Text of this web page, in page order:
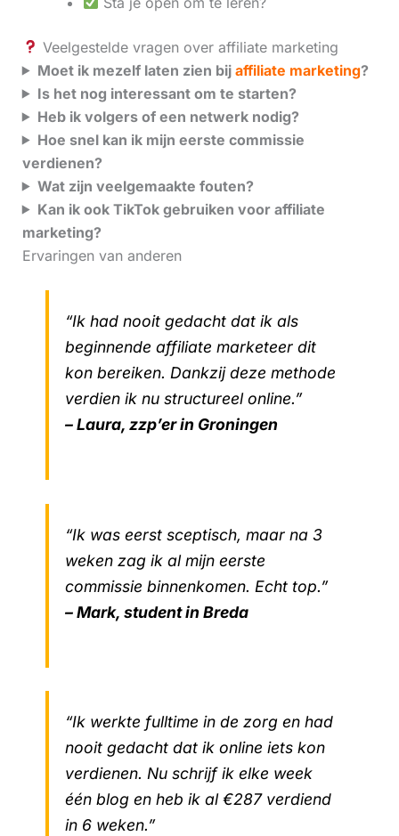
Veelgestelde vragen over affiliate marketing
Moet ik mezelf laten zien bij affiliate marketing?
Is het nog interessant om te starten?
Heb ik volgers of een netwerk nodig?
Hoe snel kan ik mijn eerste commissie
verdienen?
Wat zijn veelgemaakte fouten?
Kan ik ook TikTok gebruiken voor affiliate
marketing?
Ervaringen van anderen
“Ik had nooit gedacht dat ik als
beginnende affiliate marketeer dit
kon bereiken. Dankzij deze methode
verdien ik nu structureel online.”
– Laura, zzp’er in Groningen
“Ik was eerst sceptisch, maar na 3
weken zag ik al mijn eerste
commissie binnenkomen. Echt top.”
– Mark, student in Breda
“Ik werkte fulltime in de zorg en had
nooit gedacht dat ik online iets kon
verdienen. Nu schrijf ik elke week
één blog en heb ik al €287 verdiend
in 6 weken.”